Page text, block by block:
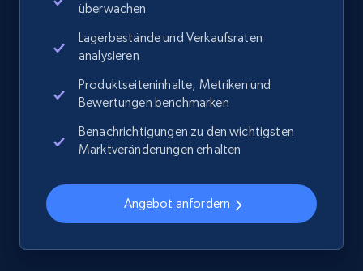
überwachen
Lagerbestände und Verkaufsraten
analysieren
Produktseiteninhalte, Metriken und
Bewertungen benchmarken
Benachrichtigungen zu den wichtigsten
Marktveränderungen erhalten
Angebot anfordern